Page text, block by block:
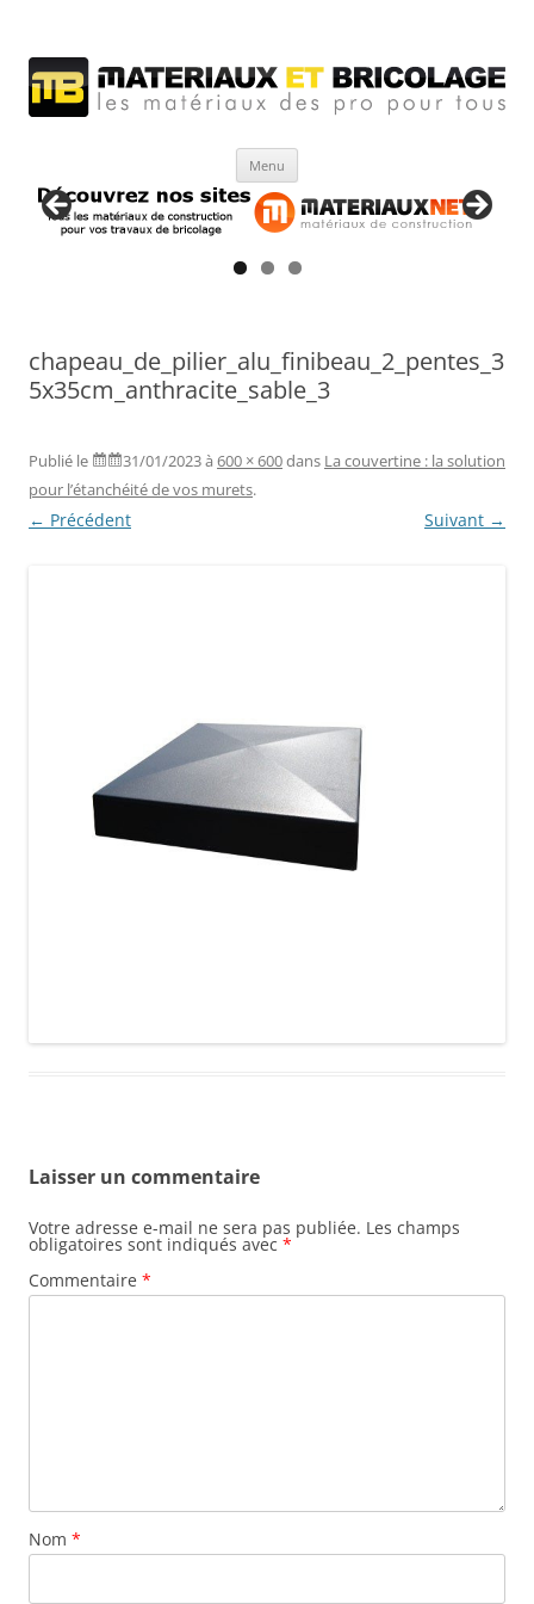
Menu
chapeau_de_pilier_alu_finibeau_2_pentes_3
5x35cm_anthracite_sable_3
Publié le 31/01/2023à 600 × 600dans La couvertine : la solution
pour l’étanchéité de vos murets.
← Précédent Suivant →
Laisser un commentaire
Votre adresse e-mail ne sera pas publiée. Les champs
obligatoires sont indiqués avec *
Commentaire *
Nom *